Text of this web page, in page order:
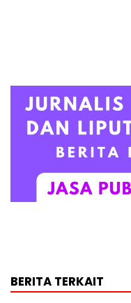
BERITA TERKAIT